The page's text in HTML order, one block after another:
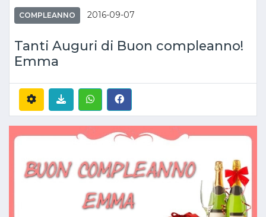
COMPLEANNO 2016-09-07
Tanti Auguri di Buon compleanno!
Emma